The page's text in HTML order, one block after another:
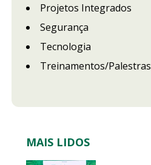
Projetos Integrados
Segurança
Tecnologia
Treinamentos/Palestras
MAIS LIDOS